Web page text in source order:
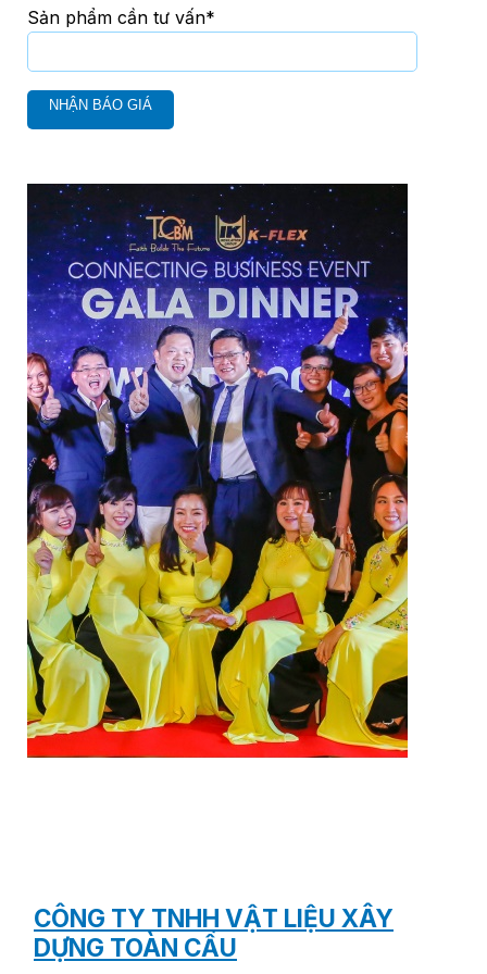
Sản phẩm cần tư vấn*
CÔNG TY TNHH VẬT LIỆU XÂY
DỰNG TOÀN CẦU